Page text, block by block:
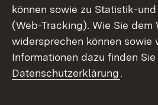
können sowie zu Statistik-
(Web-Tracking). Wie Sie dem
widersprechen können sowie
Informationen dazu finden
Datenschutzerklärung.